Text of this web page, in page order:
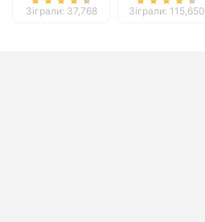
Зіграли: 37,768 Зіграли: 115,650